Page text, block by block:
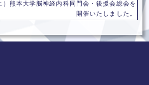
熊本大学脳神経内科同門会・後援会総会を
開催いたしました。